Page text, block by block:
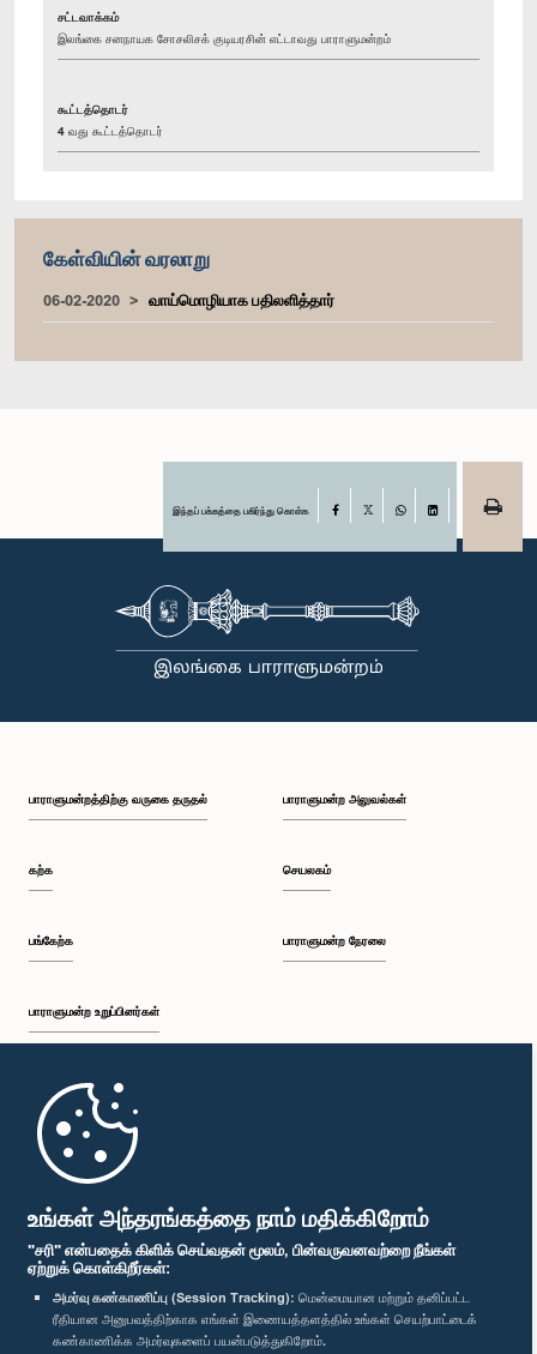
உங்கள் அந்தரங்கத்தை நாம் மதிக்கிறோம்
"சரி" என்பதைக் கிளிக் செய்வதன் மூலம், பின்வருவனவற்றை நீங்கள்
ஏற்றுக் கொள்கிறீர்கள்:
அமர்வு கண்காணிப்பு (Session Tracking): மென்மையான மற்றும் தனிப்பட்ட
ரீதியான அனுபவத்திற்காக எங்கள் இணையத்தளத்தில் உங்கள் செயற்பாட்டைக்
கண்காணிக்க அமர்வுகளைப் பயன்படுத்துகிறோம்.
சட்டவாக்கம்
இலங்கை சனநாயக சோசலிசக் குடியரசின் எட்டாவது பாராளுமன்றம்
கூட்டத்தொடர்
4 வது கூட்டத்தொடர்
கேள்வியின் வரலாறு
06-02-2020 வாய்மொழியாக பதிலளித்தார்
இந்தப் பக்கத்தை பகிர்ந்து கொள்க Facebook
பாராளுமன்றத்திற்கு வருகை தருதல்
கற்க
பங்கேற்க
பாராளுமன்ற உறுப்பினர்கள்
முதற்பக்கம்
பாராளுமன்ற அலுவல்கள்
செயலகம்
பாராளுமன்ற நேரலை
பாராளுமன்ற கையடக்க செயலி
எம்மை பின்தொடர்க :